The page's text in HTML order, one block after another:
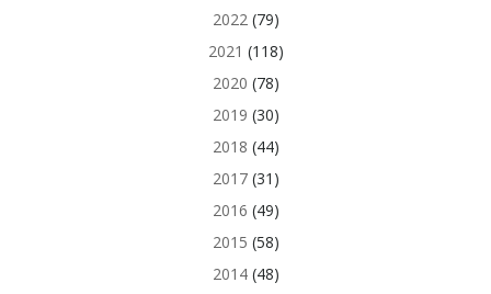
2022(79)
2021 (118)
2020 (78)
2019 (30)
2018 (44)
2017(31)
2016 (49)
2015 (58)
2014(48)